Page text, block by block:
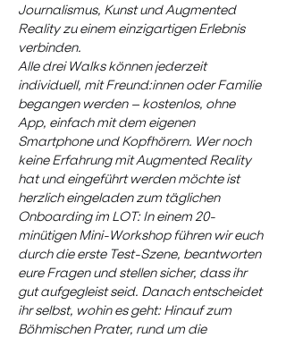
Journalismus, Kunst und Augmented
Reality zu einem einzigartigen Erlebnis
verbinden.
Alle drei Walks können jederzeit
individuell, mit Freund:innen oder Familie
begangen werden – kostenlos, ohne
App, einfach mit dem eigenen
Smartphone und Kopfhörern. Wer noch
keine Erfahrung mit Augmented Reality
hat und eingeführt werden möchte ist
herzlich eingeladen zum täglichen
Onboarding im LOT: In einem 20-
minütigen Mini-Workshop führen wir euch
durch die erste Test-Szene, beantworten
eure Fragen und stellen sicher, dass ihr
gut aufgegleist seid. Danach entscheidet
ihr selbst, wohin es geht: Hinauf zum
Böhmischen Prater, rund um die